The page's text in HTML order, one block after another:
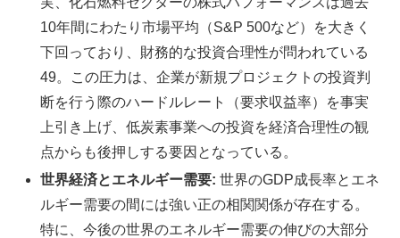
10年間にわたり市場平均（S&P 500など）を大きく
下回っており、財務的な投資合理性が問われている
49。この圧力は、企業が新規プロジェクトの投資判
断を行う際のハードルレート（要求収益率）を事実
上引き上げ、低炭素事業への投資を経済合理性の観
点からも後押しする要因となっている。
世界経済とエネルギー需要: 世界のGDP成長率とエネ
ルギー需要の間には強い正の相関関係が存在する。
特に、今後の世界のエネルギー需要の伸びの大部分